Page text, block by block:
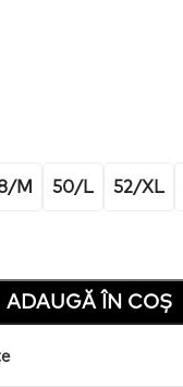
M 50/L 52/XL
ADAUGĂ ÎN COȘ